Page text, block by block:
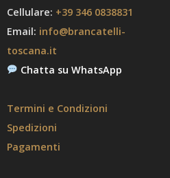
Cellulare: +39 346 0838831
Email: info@brancatelli-
toscana.it
Chatta su WhatsApp
Termini e Condizioni
Spedizioni
Pagamenti